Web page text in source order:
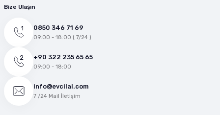
Bize Ulaşın
0850 346 71 69
09:00 - 18:00 ( 7/24 )
+90 322 235 65 65
09:00 - 18:00
info@evcilal.com
7 /24 Mail İletişim